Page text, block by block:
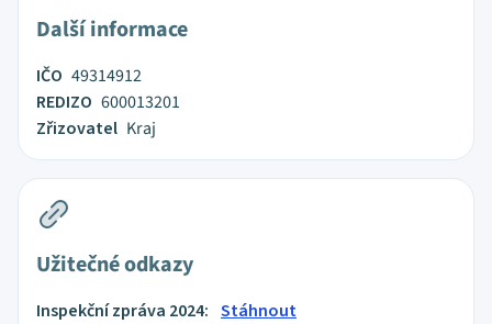
Další informace
IČO 49314912
REDIZO 600013201
Zřizovatel Kraj
Užitečné odkazy
Inspekční zpráva 2024: Stáhnout